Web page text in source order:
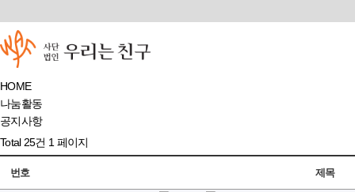
HOME
나눔활동
공지사항
Total 25건 1 페이지
번호 제목